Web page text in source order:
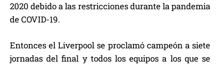
2020 debido a las restricciones durante la pandemia
de COVID-19.
Entonces el Liverpool se proclamó campeón a siete
jornadas del final y todos los equipos a los que se